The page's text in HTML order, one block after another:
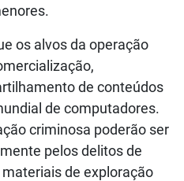
os alvos da operação
de conteúdos
de computadores.
criminosa poderão ser
pelos delitos de
de exploração